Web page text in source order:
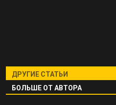
ДРУГИЕ СТАТЬИ
БОЛЬШЕ ОТ АВТОРА